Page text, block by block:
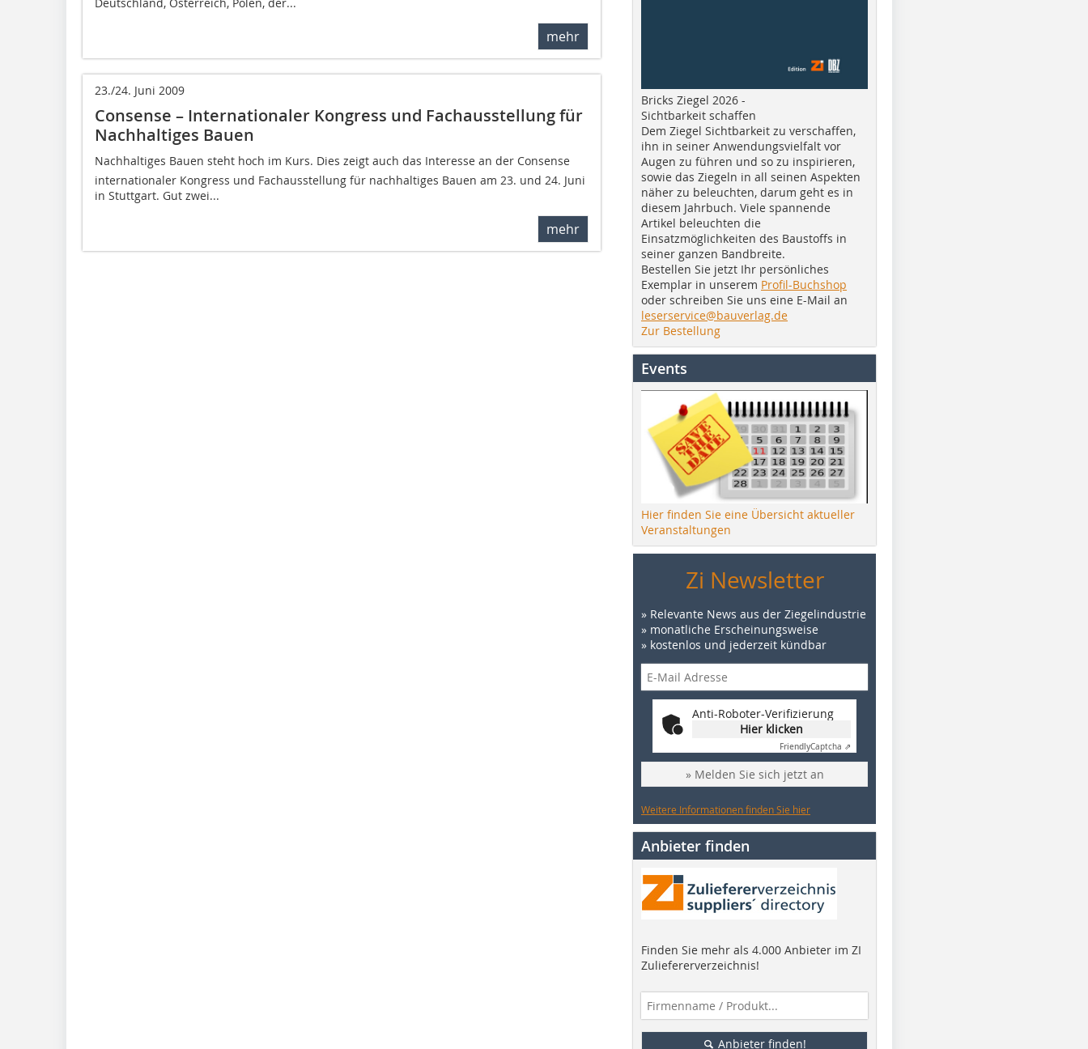
mehr
23./24. Juni 2009
Consense – Internationaler Kongress und Fachausstellung für
Nachhaltiges Bauen
Nachhaltiges Bauen steht hoch im Kurs. Dies zeigt auch das Interesse an der Consense 
internationaler Kongress und Fachausstellung für nachhaltiges Bauen am 23. und 24. Juni
in Stuttgart. Gut zwei...
mehr
Bricks Ziegel 2026 -
Sichtbarkeit schaffen
Dem Ziegel Sichtbarkeit zu verschaffen,
ihn in seiner Anwendungsvielfalt vor
Augen zu führen und so zu inspirieren,
sowie das Ziegeln in all seinen Aspekten
näher zu beleuchten, darum geht es in
diesem Jahrbuch. Viele spannende
Artikel beleuchten die
Einsatzmöglichkeiten des Baustoffs in
seiner ganzen Bandbreite.
Bestellen Sie jetzt Ihr persönliches
Exemplar in unserem Profil-Buchshop
oder schreiben Sie uns eine E-Mail an
leserservice@bauverlag.de
Zur Bestellung
Events
Hier finden Sie eine Übersicht aktueller
Veranstaltungen
Zi Newsletter
» Relevante News aus der Ziegelindustrie
» monatliche Erscheinungsweise
» kostenlos und jederzeit kündbar
Anti-Roboter-Verifizierung
Hier klicken
FriendlyCaptcha ⇗
» Melden Sie sich jetzt an
Weitere Informationen finden Sie hier
Anbieter finden
Finden Sie mehr als 4.000 Anbieter im ZI
Zuliefererverzeichnis!
Anbieter finden!